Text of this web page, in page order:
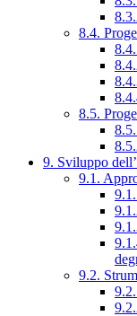
8.4.
8.5.
9. Sviluppo
9.1.
9.2.